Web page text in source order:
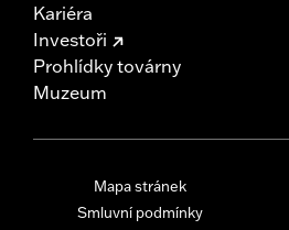
Kariéra
Investoři
Prohlídky továrny
Muzeum
Mapa stránek
Smluvní podmínky